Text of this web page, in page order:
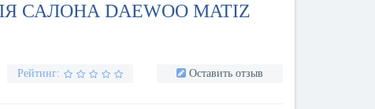
САЛОНА DAEWOO MATIZ
Рейтинг: Оставить отзыв